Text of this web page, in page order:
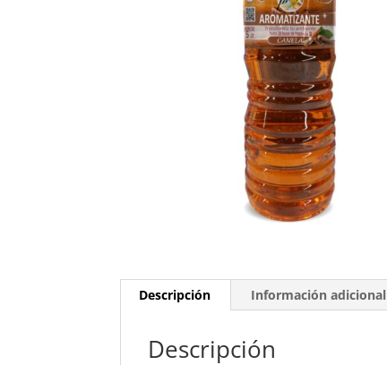
Descripción Información adicional
Descripción